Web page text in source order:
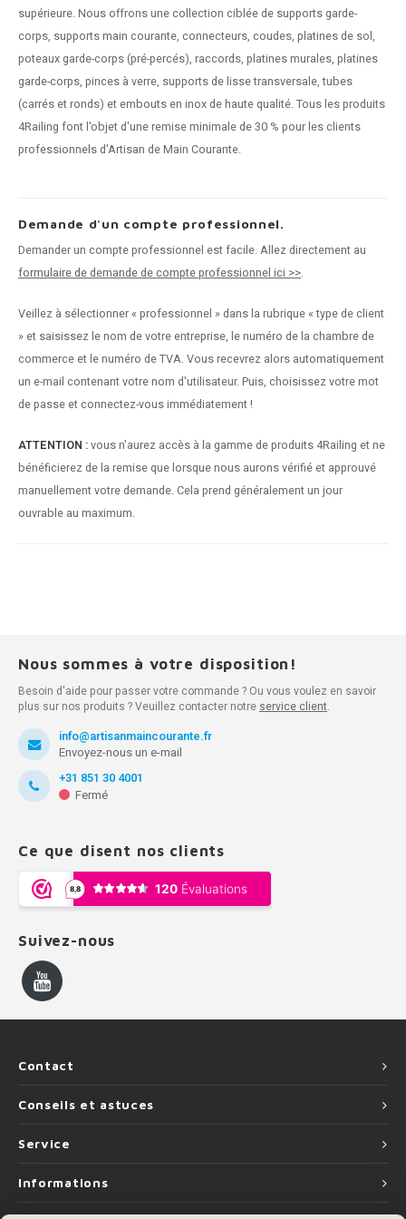
supérieure. Nous offrons une collection ciblée de supports garde-
corps, supports main courante, connecteurs, coudes, platines de sol,
poteaux garde-corps (pré-percés), raccords, platines murales, platines
garde-corps, pinces à verre, supports de lisse transversale, tubes
(carrés et ronds) et embouts en inox de haute qualité. Tous les produits
4Railing font l'objet d'une remise minimale de 30 % pour les clients
professionnels d'Artisan de Main Courante.
Demande d'un compte professionnel.
Demander un compte professionnel est facile. Allez directement au
formulaire de demande de compte professionnel ici >>.
Veillez à sélectionner « professionnel » dans la rubrique « type de client
» et saisissez le nom de votre entreprise, le numéro de la chambre de
commerce et le numéro de TVA. Vous recevrez alors automatiquement
un e-mail contenant votre nom d'utilisateur. Puis, choisissez votre mot
de passe et connectez-vous immédiatement !
ATTENTION :vous n'aurez accès à la gamme de produits 4Railing et ne
bénéficierez de la remise que lorsque nous aurons vérifié et approuvé
manuellement votre demande. Cela prend généralement un jour
ouvrable au maximum.
Nous sommes à votre disposition!
Besoin d'aide pour passer votre commande ? Ou vous voulez en savoir
plus sur nos produits ? Veuillez contacter notre service client.
info@artisanmaincourante.fr
Envoyez-nous un e-mail
+31 851 30 4001
Fermé
Ce que disent nos clients
Suivez-nous
Contact
Conseils et astuces
Service
Informations